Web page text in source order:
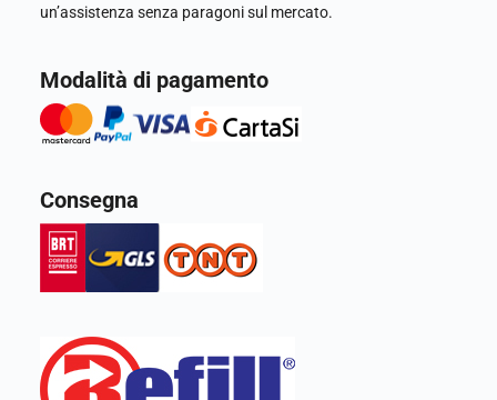
un’assistenza senza paragoni sul mercato.
Modalità di pagamento
Consegna